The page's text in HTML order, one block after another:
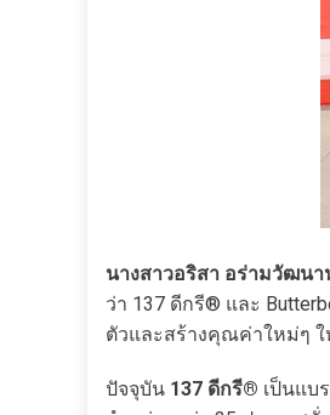
นางสาวอริสา อร่ามวัฒน
ว่า 137 ดีกรี® และ
ตัวและสร้างคุณค่าใหม่ๆ
ปัจจุบัน 137 ดีกรี® เป็นแบ